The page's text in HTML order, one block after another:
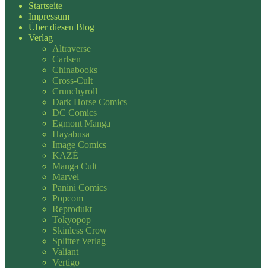
Startseite
Impressum
Über diesen Blog
Verlag
Altraverse
Carlsen
Chinabooks
Cross-Cult
Crunchyroll
Dark Horse Comics
DC Comics
Egmont Manga
Hayabusa
Image Comics
KAZÉ
Manga Cult
Marvel
Panini Comics
Popcom
Reprodukt
Tokyopop
Skinless Crow
Splitter Verlag
Valiant
Vertigo